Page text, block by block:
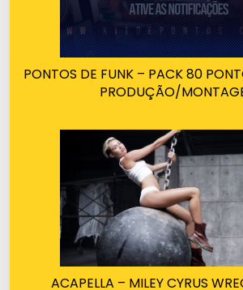
PONTOS DE FUNK – PACK 80
PRODUÇÃO/
ACAPELLA – MILEY CYRUS